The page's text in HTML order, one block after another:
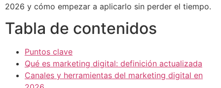
2026 y cómo empezar a aplicarlo sin perder el tiempo.
Tabla de contenidos
Puntos clave
Qué es marketing digital: definición actualizada
Canales y herramientas del marketing digital en